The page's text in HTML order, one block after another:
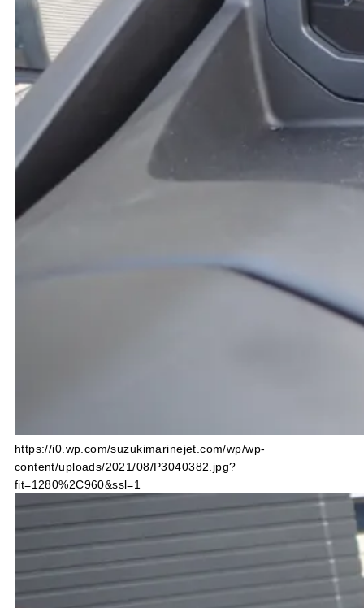
https://i0.wp.com/suzukimarinejet.com/wp/wp-
content/uploads/2021/08/P3040382.jpg?
fit=1280%2C960&ssl=1